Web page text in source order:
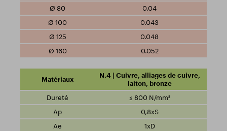
0.04
0.043
0.048
0.052
N.4 | Cuivre, alliages de cuivre,
laiton, bronze
≤ 800 N/mm²
0,8xS
1xD